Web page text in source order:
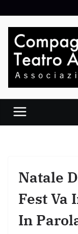
al
Natale
Fest Va
In